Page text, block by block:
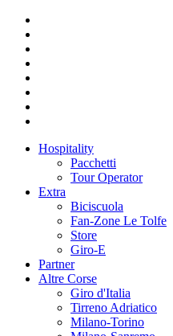
Hospitality
Pacchetti
Tour Operator
Extra
Biciscuola
Fan-Zone Le Tolfe
Store
Giro-E
Partner
Altre Corse
Giro d'Italia
Tirreno Adriatico
Milano-Torino